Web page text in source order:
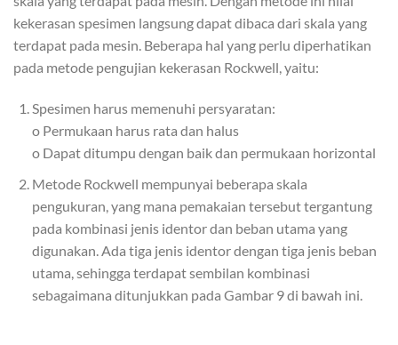
kekerasan spesimen langsung dapat dibaca dari skala yang
terdapat pada mesin. Beberapa hal yang perlu diperhatikan
pada metode pengujian kekerasan Rockwell, yaitu:
Spesimen harus memenuhi persyaratan:
o Permukaan harus rata dan halus
o Dapat ditumpu dengan baik dan permukaan horizontal
Metode Rockwell mempunyai beberapa skala
pengukuran, yang mana pemakaian tersebut tergantung
pada kombinasi jenis identor dan beban utama yang
digunakan. Ada tiga jenis identor dengan tiga jenis beban
utama, sehingga terdapat sembilan kombinasi
sebagaimana ditunjukkan pada Gambar 9 di bawah ini.